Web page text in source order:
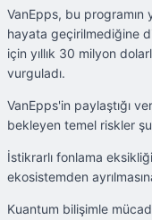
VanEpps, bu programın
hayata geçirilmediğine
için yıllık 30 milyon
vurguladı.
VanEpps'in paylaştığı
bekleyen temel riskler
İstikrarlı fonlama
ekosistemden
Kuantum bilişimle